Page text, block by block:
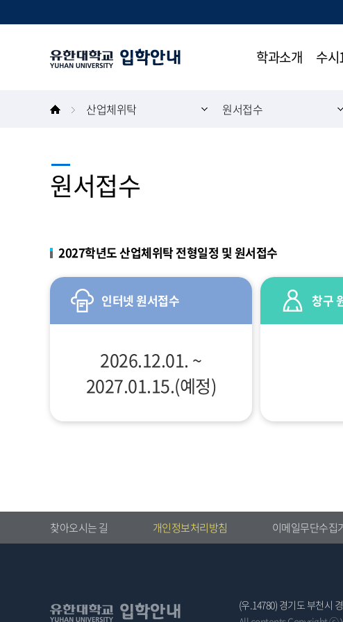
본문 바로가기주메뉴 바로가기
학과소개 수
산업체위탁 원서접수
원서접수
2027학년도 산업체위탁 전형일정 및 원서접수
인터넷 원서접수
2026.12.01. ~
2027.01.15.(예정)
창구
찾아오시는 길 개인정보처리방침 이메일무단수집
(우.14780) 경기도 부천시